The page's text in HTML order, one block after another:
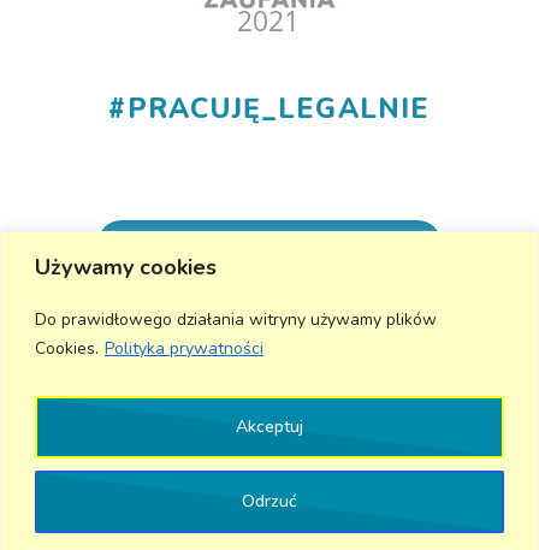
Używamy cookies
Do prawidłowego działania witryny używamy plików
Cookies. Polityka prywatności
Odrzuć
Akceptuj
#PRACUJĘ_LEGALNIE
+48 530 555 015
info@aktivmed24.pl